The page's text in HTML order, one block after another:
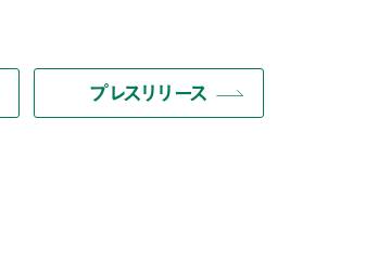
プレスリリース